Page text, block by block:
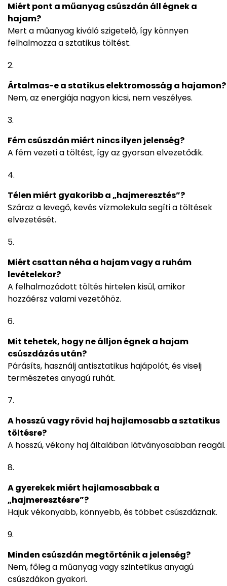
Miért pont a műanyag csúszdán áll égnek a
hajam?
Mert a műanyag kiváló szigetelő, így könnyen
felhalmozza a sztatikus töltést.
Ártalmas-e a statikus elektromosság a hajamon?
Nem, az energiája nagyon kicsi, nem veszélyes.
Fém csúszdán miért nincs ilyen jelenség?
A fém vezeti a töltést, így az gyorsan elvezetődik.
Télen miért gyakoribb a „hajmeresztés”?
Száraz a levegő, kevés vízmolekula segíti a töltések
elvezetését.
Miért csattan néha a hajam vagy a ruhám
levételekor?
A felhalmozódott töltés hirtelen kisül, amikor
hozzáérsz valami vezetőhöz.
Mit tehetek, hogy ne álljon égnek a hajam
csúszdázás után?
Párásíts, használj antisztatikus hajápolót, és viselj
természetes anyagú ruhát.
A hosszú vagy rövid haj hajlamosabb a sztatikus
töltésre?
A hosszú, vékony haj általában látványosabban reagál.
A gyerekek miért hajlamosabbak a
„hajmeresztésre”?
Hajuk vékonyabb, könnyebb, és többet csúszdáznak.
Minden csúszdán megtörténik a jelenség?
Nem, főleg a műanyag vagy szintetikus anyagú
csúszdákon gyakori.